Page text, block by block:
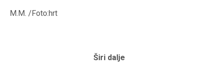
M.M. /Foto:hrt
Širi dalje